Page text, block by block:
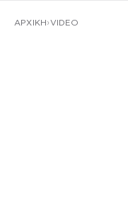
ΑΡΧΙΚΉ VIDEO